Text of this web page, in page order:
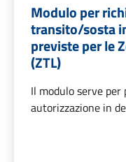
Modulo per
transito/sosta
previste per le
(ZTL)
Il modulo serve
autorizzazione in